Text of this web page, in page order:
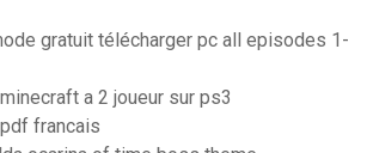
gratuit télécharger pc all episodes 1-
a 2 joueur sur ps3
francais